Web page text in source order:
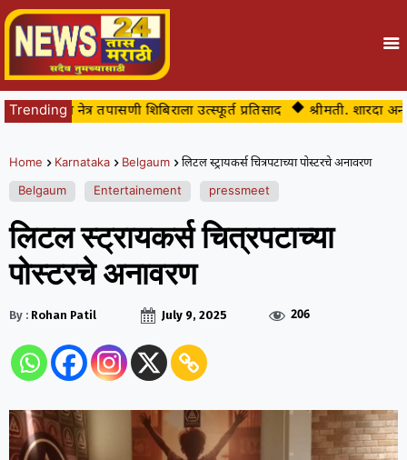
Trending
व नेत्र तपासणी शिबिराला उत्स्फूर्त प्रतिसाद श्रीमती. शारदा अनंत
Home Karnataka Belgaum
लिटल स्ट्रायकर्स चित्रपटाच्या पोस्टरचे अनावरण
Belgaum
Entertainement pressmeet
लिटल स्ट्रायकर्स चित्रपटाच्या
पोस्टरचे अनावरण
By : Rohan Patil July 9, 2025 206